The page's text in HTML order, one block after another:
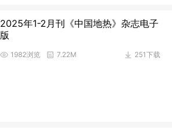
2025年1-2月刊《中国地热》杂志电子
版
251下载
1982浏览 7.22M